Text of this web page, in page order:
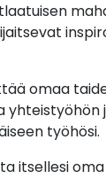
omaa
työhösi.
itsellesi